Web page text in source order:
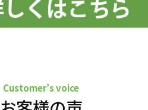
Customer’s voice